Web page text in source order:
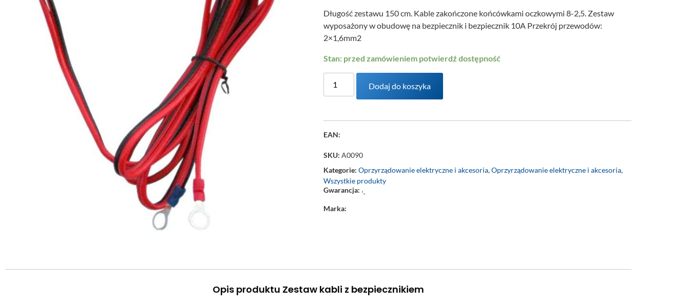
Długość zestawu 150 cm. Kable zakończone końcówkami oczkowymi 8-2,5. Zestaw
wyposażony w obudowę na bezpiecznik i bezpiecznik 10A Przekrój przewodów:
2×1,6mm2
Stan: przed zamówieniem potwierdź dostępność
Dodaj do koszyka
EAN:
SKU:A0090
Kategorie:Oprzyrządowanie elektryczne i akcesoria,Oprzyrządowanie elektryczne i akcesoria,
Wszystkie produkty
Gwarancja: ‘-
Marka:
Opis produktu Zestaw kabli z bezpiecznikiem